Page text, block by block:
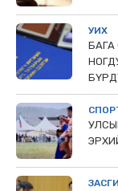
УИХ
БАГА